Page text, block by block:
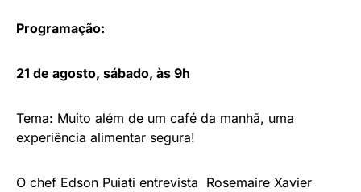
Programação:
21 de agosto, sábado, às 9h
Tema: Muito além de um café da manhã, uma
experiência alimentar segura!
O chef Edson Puiati entrevista Rosemaire Xavier